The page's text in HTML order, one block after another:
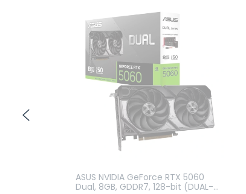
ASUS NVIDIA GeForce RTX 5060
Dual, 8GB, GDDR7, 128-bit (DUAL-